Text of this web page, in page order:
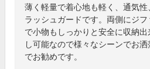
薄く軽量で着心地も軽く、通気
ラッシュガードです。両側にジ
で小物もしっかりと安全に収納
し可能なので様々なシーンでお
でお勧めです。